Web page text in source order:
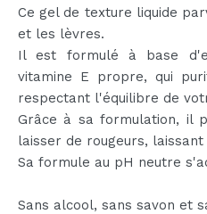
Ce gel de texture liquide
et les lèvres.
Il est formulé à base
vitamine E propre, qui
respectant l'équilibre de
Grâce à sa formulation, il
laisser de rougeurs,
Sa formule au pH neutre
Sans alcool, sans savon et